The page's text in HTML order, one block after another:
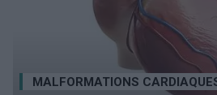
MALFORMATIONS